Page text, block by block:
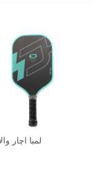
لمبا اچار